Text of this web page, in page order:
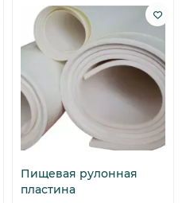
Пищевая рулонная
пластина